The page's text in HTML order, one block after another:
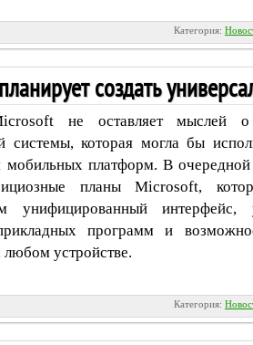
Категория:
создать
не оставляет мыслей о
системы, которая могла бы
мобильных платформ. В очередной
планы Microsoft,
унифицированный
программ и
устройстве.
Категория: